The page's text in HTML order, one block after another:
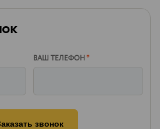
ВАШ ТЕЛЕФОН*
звонок